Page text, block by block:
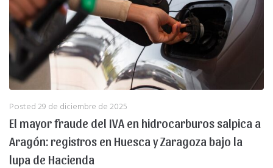
Posted29 de diciembre de 2025
El mayor fraude del IVA en hidrocarburos salpica a
Aragón: registros en Huesca y Zaragoza bajo la
lupa de Hacienda